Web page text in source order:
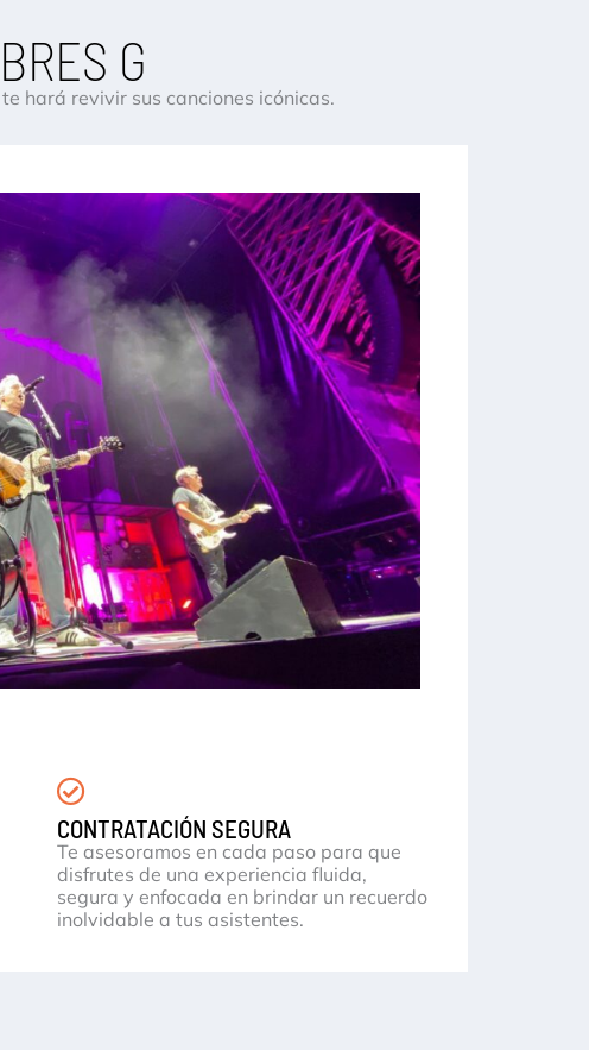
G
hará revivir sus canciones icónicas.
CONTRATACIÓN SEGURA
Te asesoramos en cada paso para que
disfrutes de una experiencia fluida,
segura y enfocada en brindar un recuerdo
inolvidable a tus asistentes.